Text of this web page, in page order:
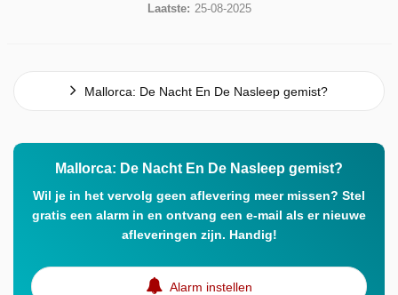
Laatste: 25-08-2025
Mallorca: De Nacht En De Nasleep gemist?
Mallorca: De Nacht En De Nasleep gemist?
Wil je in het vervolg geen aflevering meer missen? Stel
gratis een alarm in en ontvang een e-mail als er nieuwe
afleveringen zijn. Handig!
Alarm instellen